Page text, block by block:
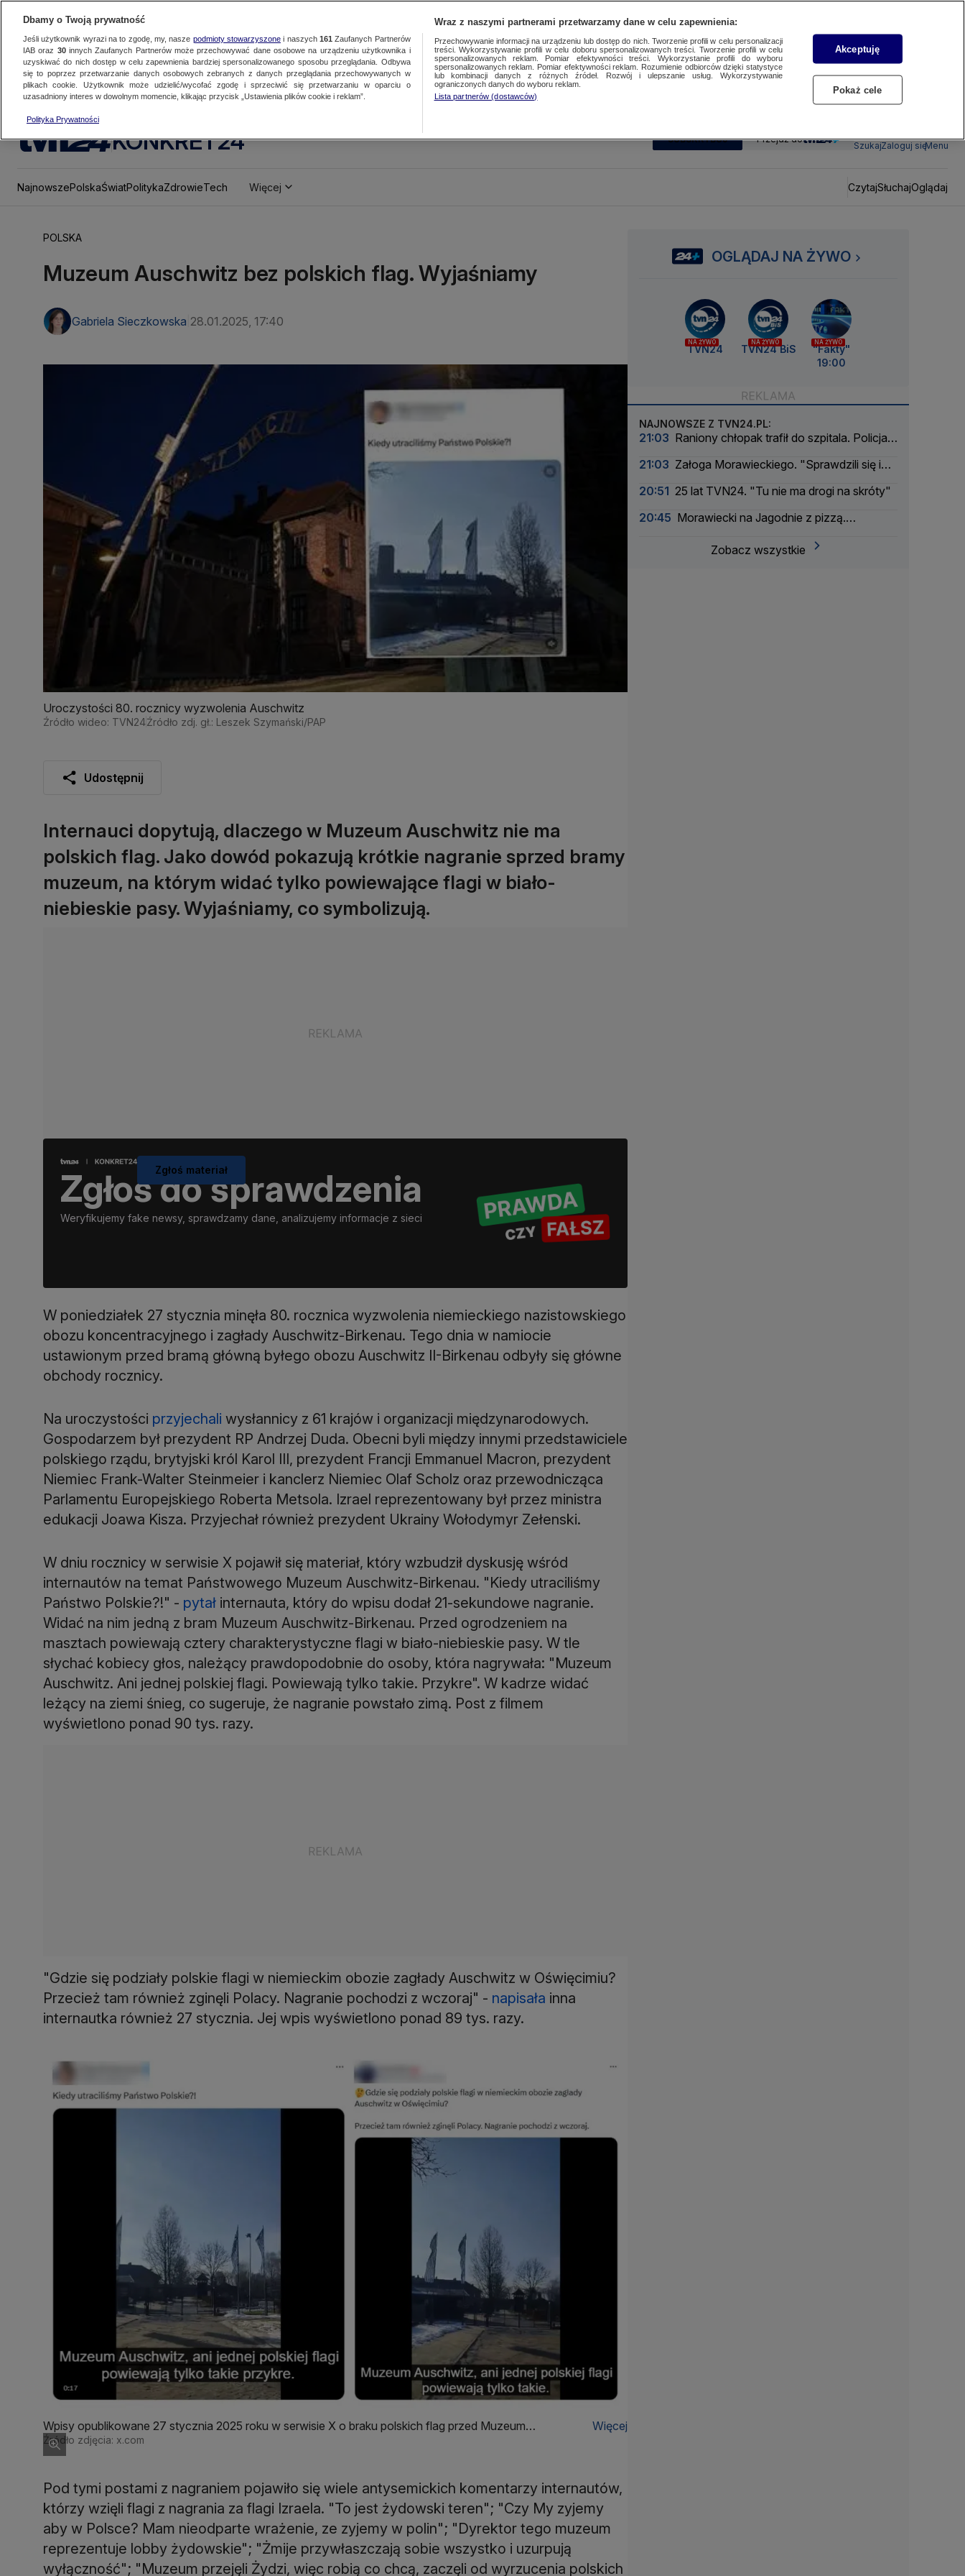
KONKRET24 SUBSKRYBUJ Przejdź do
SzukajZaloguj sięMenu
NajnowszePolskaŚwiatPolitykaZdrowieTech Więcej CzytajSłuchajOglądaj
POLSKA
Muzeum Auschwitz bez polskich flag. Wyjaśniamy
Gabriela Sieczkowska 28.01.2025, 17:40
Uroczystości 80. rocznicy wyzwolenia Auschwitz
Źródło wideo: TVN24Źródło zdj. gł.: Leszek Szymański/PAP
Udostępnij
Internauci dopytują, dlaczego w Muzeum Auschwitz nie ma
polskich flag. Jako dowód pokazują krótkie nagranie sprzed bramy
muzeum, na którym widać tylko powiewające flagi w biało-
niebieskie pasy. Wyjaśniamy, co symbolizują.
Zgłoś do sprawdzenia
Weryfikujemy fake newsy, sprawdzamy dane, analizujemy informacje z sieci
Zgłoś materiał
W poniedziałek 27 stycznia minęła 80. rocznica wyzwolenia niemieckiego nazistowskiego
obozu koncentracyjnego i zagłady Auschwitz-Birkenau. Tego dnia w namiocie
ustawionym przed bramą główną byłego obozu Auschwitz II-Birkenau odbyły się główne
obchody rocznicy.
Na uroczystości przyjechali wysłannicy z 61 krajów i organizacji międzynarodowych.
Gospodarzem był prezydent RP Andrzej Duda. Obecni byli między innymi przedstawiciele
polskiego rządu, brytyjski król Karol III, prezydent Francji Emmanuel Macron, prezydent
Niemiec Frank-Walter Steinmeier i kanclerz Niemiec Olaf Scholz oraz przewodnicząca
Parlamentu Europejskiego Roberta Metsola. Izrael reprezentowany był przez ministra
edukacji Joawa Kisza. Przyjechał również prezydent Ukrainy Wołodymyr Zełenski.
W dniu rocznicy w serwisie X pojawił się materiał, który wzbudził dyskusję wśród
internautów na temat Państwowego Muzeum Auschwitz-Birkenau. "Kiedy utraciliśmy
Państwo Polskie?!" - pytał internauta, który do wpisu dodał 21-sekundowe nagranie.
Widać na nim jedną z bram Muzeum Auschwitz-Birkenau. Przed ogrodzeniem na
masztach powiewają cztery charakterystyczne flagi w biało-niebieskie pasy. W tle
słychać kobiecy głos, należący prawdopodobnie do osoby, która nagrywała: "Muzeum
Auschwitz. Ani jednej polskiej flagi. Powiewają tylko takie. Przykre". W kadrze widać
leżący na ziemi śnieg, co sugeruje, że nagranie powstało zimą. Post z filmem
wyświetlono ponad 90 tys. razy.
"Gdzie się podziały polskie flagi w niemieckim obozie zagłady Auschwitz w Oświęcimiu?
Przecież tam również zginęli Polacy. Nagranie pochodzi z wczoraj" - napisała inna
internautka również 27 stycznia. Jej wpis wyświetlono ponad 89 tys. razy.
Wpisy opublikowane 27 stycznia 2025 roku w serwisie X o braku polskich flag przed Muzeum
Auschwitz-Birkenau.
Więcej
Źródło zdjęcia: x.com
Pod tymi postami z nagraniem pojawiło się wiele antysemickich komentarzy internautów,
którzy wzięli flagi z nagrania za flagi Izraela. "To jest żydowski teren"; "Czy My zyjemy
aby w Polsce? Mam nieodparte wrażenie, ze zyjemy w polin"; "Dyrektor tego muzeum
reprezentuje lobby żydowskie"; "Żmije przywłaszczają sobie wszystko i uzurpują
wyłączność"; "Muzeum przejęli Żydzi, więc robią co chcą, zaczęli od wyrzucenia polskich
OGLĄDAJ NA ŻYWO
NA ŻYWO
TVN24
NA ŻYWO
TVN24 BiS
NA ŻYWO
"Fakty"
19:00
NAJNOWSZE Z TVN24.PL:
21:03 Raniony chłopak trafił do szpitala. Policja
21:03 Załoga Morawieckiego. "Sprawdzili się i
20:51 25 lat TVN24. "Tu nie ma drogi na skróty"
20:45 Morawiecki na Jagodnie z pizzą.
Zobacz wszystkie
Dbamy o Twoją prywatność
Jeśli użytkownik wyrazi na to zgodę, my, nasze podmioty stowarzyszonei naszych 161 Zaufanych Partnerów
IAB oraz 30innych Zaufanych Partnerów może przechowywać dane osobowe na urządzeniu użytkownika i
uzyskiwać do nich dostęp w celu zapewnienia bardziej spersonalizowanego sposobu przeglądania. Odbywa
się to poprzez przetwarzanie danych osobowych zebranych z danych przeglądania przechowywanych w
plikach cookie. Użytkownik może udzielić/wycofać zgodę i sprzeciwić się przetwarzaniu w oparciu o
uzasadniony interes w dowolnym momencie, klikając przycisk „Ustawienia plików cookie i reklam”.
Polityka Prywatności
Wraz z naszymi partnerami przetwarzamy dane w celu zapewnienia:
Przechowywanie informacji na urządzeniu lub dostęp do nich. Tworzenie profili w celu personalizacji
treści. Wykorzystywanie profili w celu doboru spersonalizowanych treści. Tworzenie profili w celu
spersonalizowanych reklam. Pomiar efektywności treści. Wykorzystanie profili do wyboru
spersonalizowanych reklam. Pomiar efektywności reklam. Rozumienie odbiorców dzięki statystyce
lub kombinacji danych z różnych źródeł. Rozwój i ulepszanie usług. Wykorzystywanie
ograniczonych danych do wyboru reklam.
Lista partnerów (dostawców)
Akceptuję
Pokaż cele